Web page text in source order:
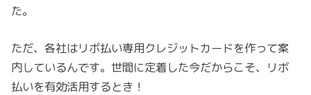
た。
ただ、各社はリボ払い専用クレジットカードを作って案
内しているんです。世間に定着した今だからこそ、リボ
払いを有効活用するとき！